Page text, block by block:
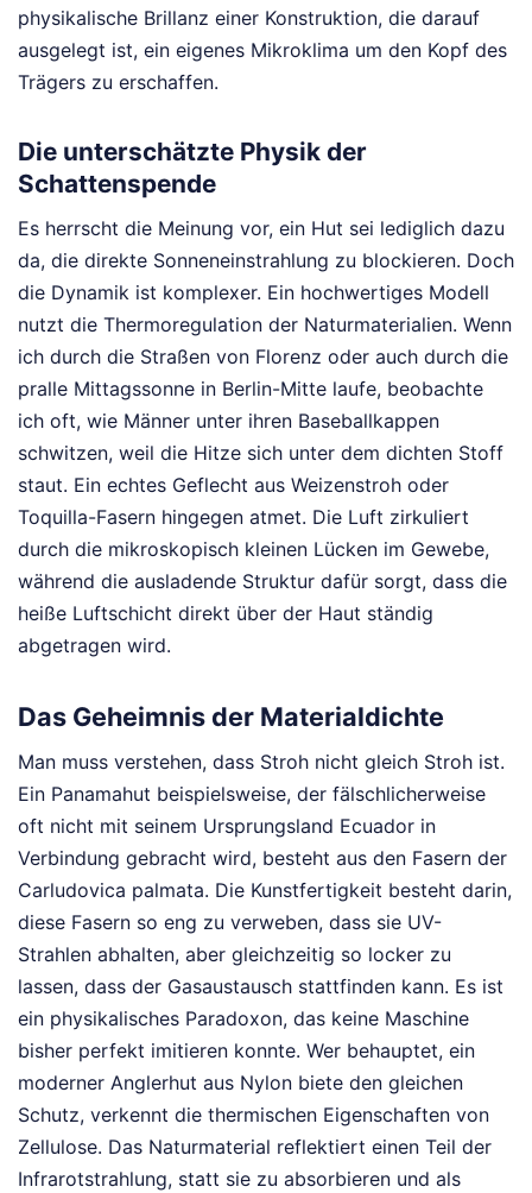
physikalische Brillanz einer Konstruktion, die darauf
ausgelegt ist, ein eigenes Mikroklima um den Kopf des
Trägers zu erschaffen.
Die unterschätzte Physik der
Schattenspende
Es herrscht die Meinung vor, ein Hut sei lediglich dazu
da, die direkte Sonneneinstrahlung zu blockieren. Doch
die Dynamik ist komplexer. Ein hochwertiges Modell
nutzt die Thermoregulation der Naturmaterialien. Wenn
ich durch die Straßen von Florenz oder auch durch die
pralle Mittagssonne in Berlin-Mitte laufe, beobachte
ich oft, wie Männer unter ihren Baseballkappen
schwitzen, weil die Hitze sich unter dem dichten Stoff
staut. Ein echtes Geflecht aus Weizenstroh oder
Toquilla-Fasern hingegen atmet. Die Luft zirkuliert
durch die mikroskopisch kleinen Lücken im Gewebe,
während die ausladende Struktur dafür sorgt, dass die
heiße Luftschicht direkt über der Haut ständig
abgetragen wird.
Das Geheimnis der Materialdichte
Man muss verstehen, dass Stroh nicht gleich Stroh ist.
Ein Panamahut beispielsweise, der fälschlicherweise
oft nicht mit seinem Ursprungsland Ecuador in
Verbindung gebracht wird, besteht aus den Fasern der
Carludovica palmata. Die Kunstfertigkeit besteht darin,
diese Fasern so eng zu verweben, dass sie UV-
Strahlen abhalten, aber gleichzeitig so locker zu
lassen, dass der Gasaustausch stattfinden kann. Es ist
ein physikalisches Paradoxon, das keine Maschine
bisher perfekt imitieren konnte. Wer behauptet, ein
moderner Anglerhut aus Nylon biete den gleichen
Schutz, verkennt die thermischen Eigenschaften von
Zellulose. Das Naturmaterial reflektiert einen Teil der
Infrarotstrahlung, statt sie zu absorbieren und als